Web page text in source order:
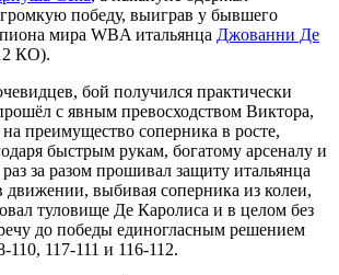
громкую победу, выиграв у бывшего
мира WBA итальянца Джованни Де
КО).
бой получился практически
с явным превосходством Виктора,
преимущество соперника в росте,
быстрым рукам, богатому арсеналу и
за разом прошивал защиту итальянца
выбивая соперника из колеи,
туловище Де Каролиса и в целом без
до победы единогласным решением
110, 117-111 и 116-112.